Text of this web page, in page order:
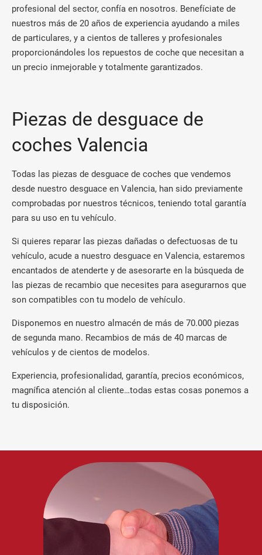
profesional del sector, confía en nosotros. Benefíciate de
nuestros más de 20 años de experiencia ayudando a miles
de particulares, y a cientos de talleres y profesionales
proporcionándoles los repuestos de coche que necesitan a
un precio inmejorable y totalmente garantizados.
Piezas de desguace de
coches Valencia
Todas las piezas de desguace de coches que vendemos
desde nuestro desguace en Valencia, han sido previamente
comprobadas por nuestros técnicos, teniendo total garantía
para su uso en tu vehículo.
Si quieres reparar las piezas dañadas o defectuosas de tu
vehículo, acude a nuestro desguace en Valencia, estaremos
encantados de atenderte y de asesorarte en la búsqueda de
las piezas de recambio que necesites para asegurarnos que
son compatibles con tu modelo de vehículo.
Disponemos en nuestro almacén de más de 70.000 piezas
de segunda mano. Recambios de más de 40 marcas de
vehículos y de cientos de modelos.
Experiencia, profesionalidad, garantía, precios económicos,
magnífica atención al cliente…todas estas cosas ponemos a
tu disposición.